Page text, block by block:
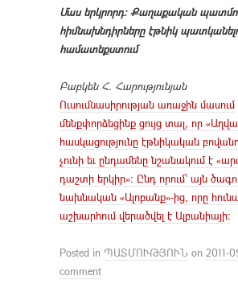
Մաս երկրորդ։ Քաղաքական
հիմնախնդիրները էթնիկ
համատեքստում
Բաբկեն Հ. Հարությունյան
Ուսումնասիրության առաջին մասում
մենքփորձեցինք ցույց տալ, որ
հասկացությունը էթնիկական
չունի եւ ընդամենը նշանակում է
դաշտի երկիր»: Ընդ որում՝ այն
նախնական «Ալոբանք»-ից, որը
աշխարհում վերածվել է Ալբանիայի:
Posted in ՊԱՏՄՈՒԹՅՈՒՆ on 2011-
comment